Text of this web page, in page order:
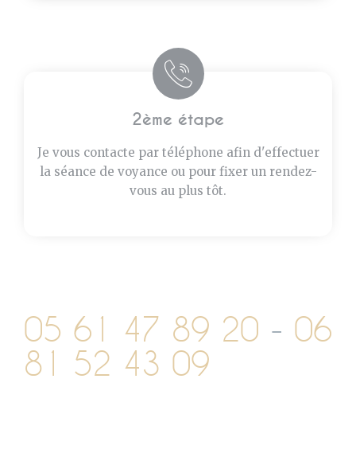
2ème étape
Je vous contacte par téléphone afin d'effectuer
la séance de voyance ou pour fixer un rendez-
vous au plus tôt.
05 61 47 89 20 - 06
81 52 43 09